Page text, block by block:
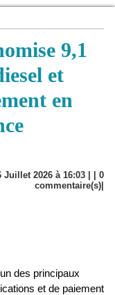
9,1
et
en
2026 à 16:03 | | 0
commentaire(s)|
des principaux
et de paiement